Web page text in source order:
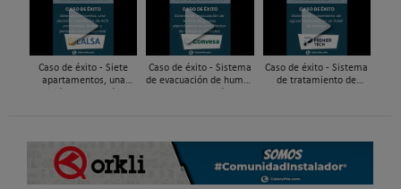
de expansión para
tuberías PEX
infraestructura activa de
gestión del agua...
| Mecatrónica Industrial
Caso de éxito - Siete
apartamentos, una
Caso de éxito - Sistema
de evacuación de humos
Caso de éxito - Sistema
de tratamiento de